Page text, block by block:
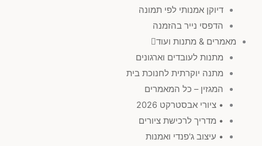
דיוקן אמנותי לפי תמונה
הדפסי נייר בהזמנה
מאמרים & מתנות ועוד
מתנות לעובדים וארגונים
מתנה יוקרתית לחנוכת בית
המגזין – כל המאמרים
• ציורי אבסטרקט 2026
• מדריך לרכישת ציורים
• עיצוב ג'פנדי ואמנות